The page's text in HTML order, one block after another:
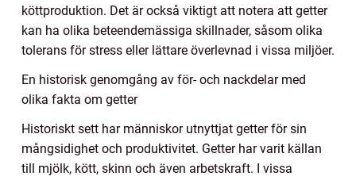
köttproduktion. Det är också viktigt att notera att getter
kan ha olika beteendemässiga skillnader, såsom olika
tolerans för stress eller lättare överlevnad i vissa miljöer.
En historisk genomgång av för- och nackdelar med
olika fakta om getter
Historiskt sett har människor utnyttjat getter för sin
mångsidighet och produktivitet. Getter har varit källan
till mjölk, kött, skinn och även arbetskraft. I vissa